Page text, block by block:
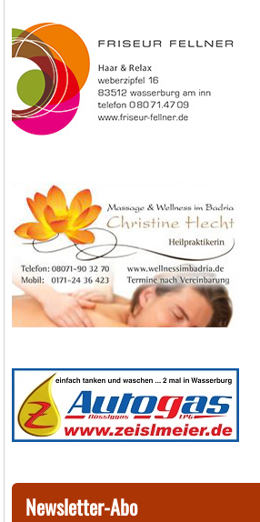
Newsletter-Abo